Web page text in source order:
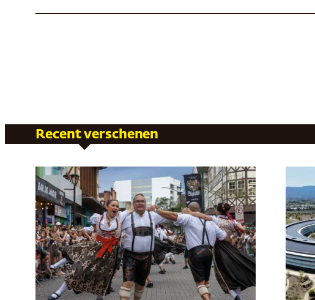
Recent verschenen